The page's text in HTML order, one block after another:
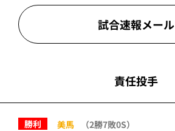
試合速報メール
責任投手
勝利 美馬
（2勝7敗0S）